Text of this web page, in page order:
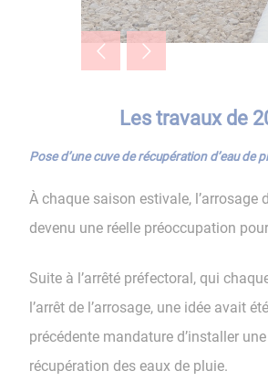
Les travaux de
Pose d’une cuve de récupération d’eau de
À chaque saison estivale, l’arrosage
devenu une réelle préoccupation
Suite à l’arrêté préfectoral, qui
l’arrêt de l’arrosage, une idée avait
précédente mandature d’installer
récupération des eaux de pluie.